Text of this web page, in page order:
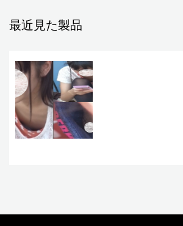
最近見た製品